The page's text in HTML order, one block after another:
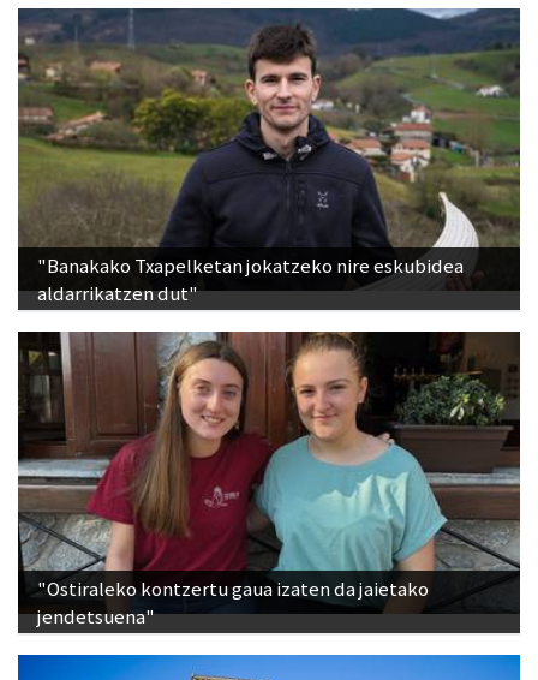
"Banakako Txapelketan jokatzeko nire eskubidea
aldarrikatzen dut"
"Ostiraleko kontzertu gaua izaten da jaietako
jendetsuena"